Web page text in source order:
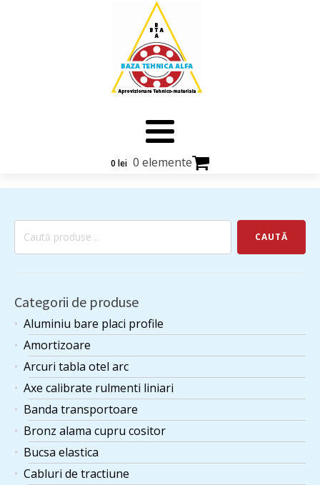
0 lei 0 elemente
Caută
CAUTĂ
Categorii de produse
Aluminiu bare placi profile
Amortizoare
Arcuri tabla otel arc
Axe calibrate rulmenti liniari
Banda transportoare
Bronz alama cupru cositor
Bucsa elastica
Cabluri de tractiune